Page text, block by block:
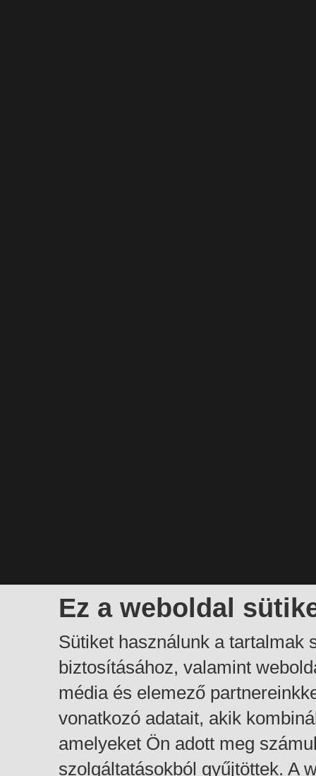
Ez a weboldal
Sütiket használunk a tartalmak
biztosításához, valamint
média és elemező
vonatkozó adatait, akik
amelyeket Ön adott meg
szolgáltatásokból gyűjtöttek. A